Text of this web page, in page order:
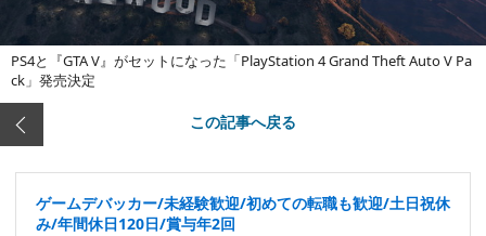
PS4と『GTA V』がセットになった「PlayStation 4 Grand Theft Auto V Pa
ck」発売決定
この記事へ戻る
ゲームデバッカー/未経験歓迎/初めての転職も歓迎/土日祝休
み/年間休日120日/賞与年2回